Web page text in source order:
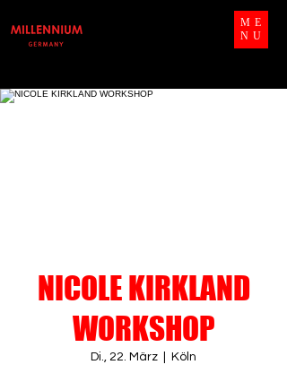
ME
NU
NICOLE KIRKLAND
WORKSHOP
Di., 22. März Köln